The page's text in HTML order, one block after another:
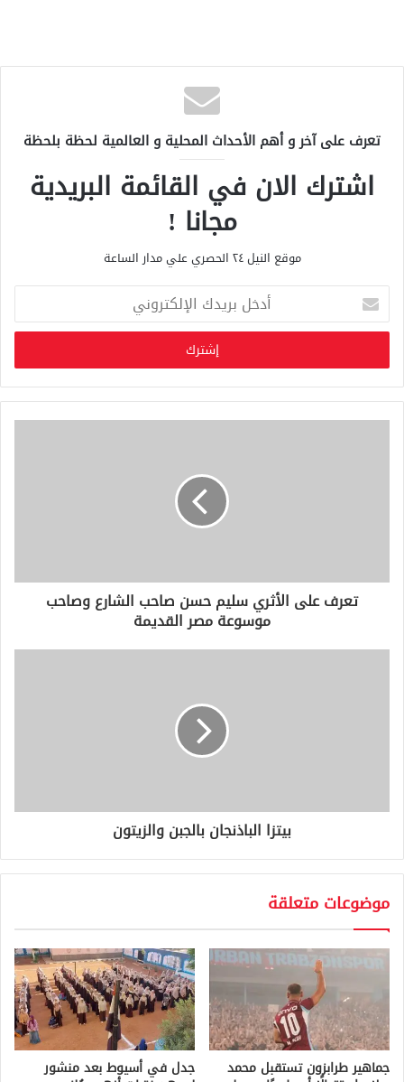
تعرف على آخر و أهم الأحداث المحلية و العالمية لحظة بلحظة
اشترك الان في القائمة البريدية
مجانا !
موقع النيل ٢٤ الحصري علي مدار الساعة
خ
ب
ر
ي
د
ر
تعرف على الأثري سليم حسن صاحب الشارع وصاحب
موسوعة مصر القديمة
بيتزا الباذنجان بالجبن والزيتون
موضوعات متعلقة
جماهير طرابزون تستقبل محمد جدل في أسيوط بعد منشور